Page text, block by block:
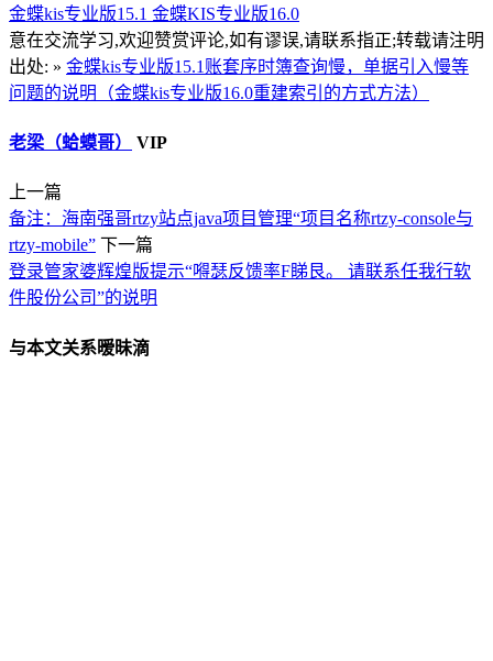
金蝶kis专业版15.1 金蝶KIS专业版16.0
意在交流学习,欢迎赞赏评论,如有谬误,请联系指正;转载请注明
出处: » 金蝶kis专业版15.1账套序时簿查询慢，单据引入慢等
问题的说明（金蝶kis专业版16.0重建索引的方式方法）
老梁（蛤蟆哥） VIP
上一篇
备注：海南强哥rtzy站点java项目管理“项目名称rtzy-console与
rtzy-mobile” 下一篇
登录管家婆辉煌版提示“嘚瑟反馈率F睇艮。 请联系任我行软
件股份公司”的说明
与本文关系暧昧滴